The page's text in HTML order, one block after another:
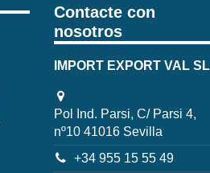
Contacte con
nosotros
IMPORT EXPORT VAL SL
Pol Ind. Parsi, C/ Parsi 4,
nº10 41016 Sevilla
+34 955 15 55 49